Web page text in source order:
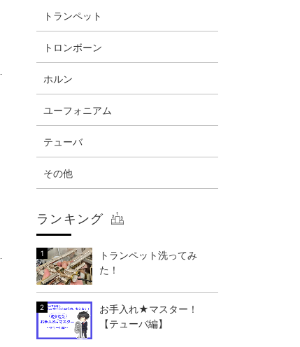
トランペット
トロンボーン
ホルン
ユーフォニアム
テューバ
その他
ランキング
トランペット洗ってみ
た！
お手入れ★マスター！
【テューバ編】